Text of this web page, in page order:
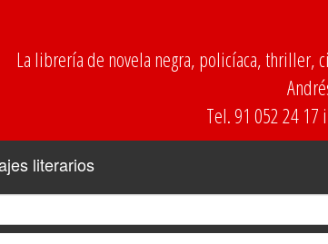
La librería de novela negra, policíaca, thriller,
Tel. 91 052 24 17
literarios